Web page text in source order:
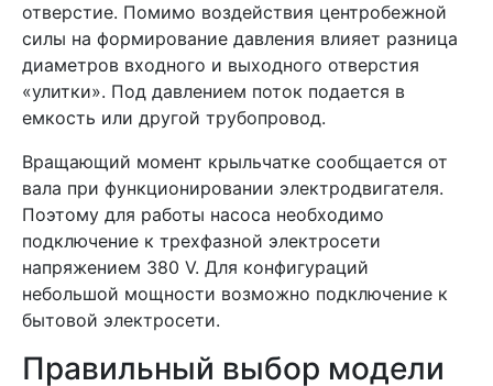
отверстие. Помимо воздействия центробежной
силы на формирование давления влияет разница
диаметров входного и выходного отверстия
«улитки». Под давлением поток подается в
емкость или другой трубопровод.
Вращающий момент крыльчатке сообщается от
вала при функционировании электродвигателя.
Поэтому для работы насоса необходимо
подключение к трехфазной электросети
напряжением 380 V. Для конфигураций
небольшой мощности возможно подключение к
бытовой электросети.
Правильный выбор модели